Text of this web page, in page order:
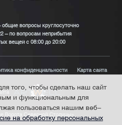
вопросы круглосуточно
– по вопросам неприбытия
вещей с 08:00 до 20:00
конфиденциальности Карта сайта
Ворота Северной Столицы»
того, чтобы сделать наш сайт
и функциональным для
пользоваться нашим веб-
на обработку персональных